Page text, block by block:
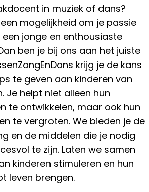
in muziek of dans?
mogelijkheid om je passie
jonge en enthousiaste
ben je bij ons aan het juiste
krijg je de kans
te geven aan kinderen van
Je helpt niet alleen hun
te ontwikkelen, maar ook hun
te vergroten. We bieden je de
en de middelen die je nodig
te zijn. Laten we samen
kinderen stimuleren en hun
leven brengen.